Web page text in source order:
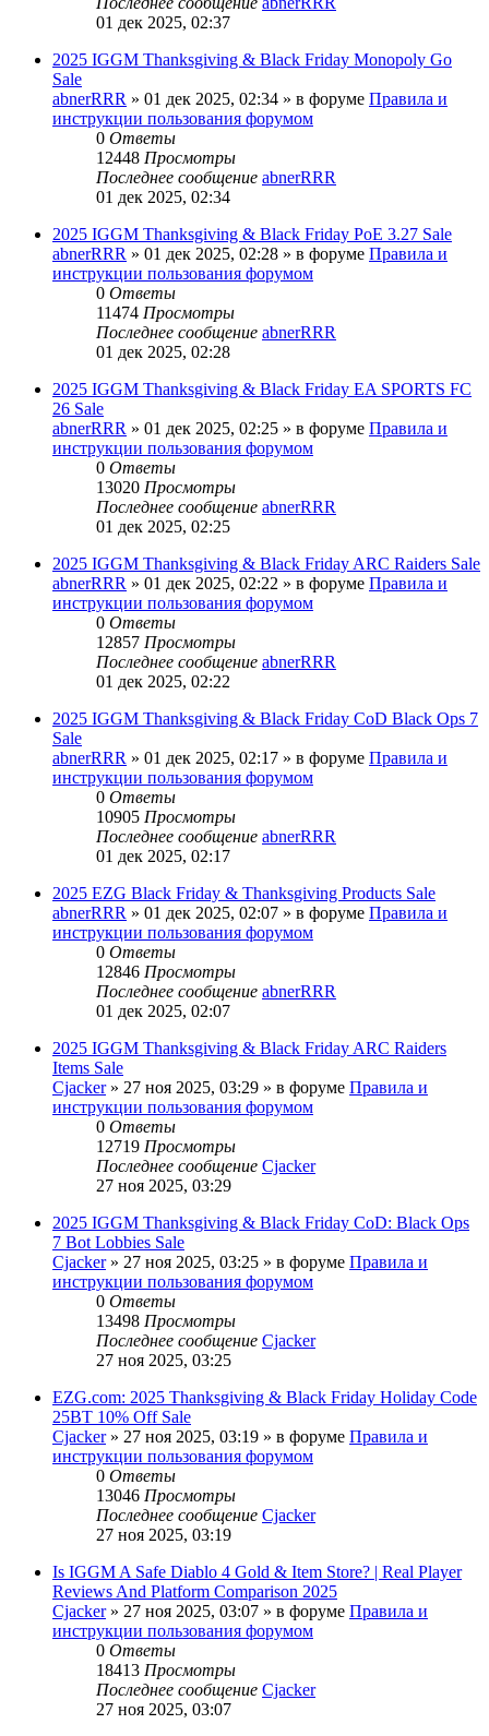
01 дек 2025, 02:37
2025 IGGM Thanksgiving & Black Friday Monopoly Go
Sale
abnerRRR » 01 дек 2025, 02:34 » в форуме Правила и
инструкции пользования форумом
0 Ответы
12448 Просмотры
Последнее сообщение abnerRRR
01 дек 2025, 02:34
2025 IGGM Thanksgiving & Black Friday PoE 3.27 Sale
abnerRRR » 01 дек 2025, 02:28 » в форуме Правила и
инструкции пользования форумом
0 Ответы
11474 Просмотры
Последнее сообщение abnerRRR
01 дек 2025, 02:28
2025 IGGM Thanksgiving & Black Friday EA SPORTS FC
26 Sale
abnerRRR » 01 дек 2025, 02:25 » в форуме Правила и
инструкции пользования форумом
0 Ответы
13020 Просмотры
Последнее сообщение abnerRRR
01 дек 2025, 02:25
2025 IGGM Thanksgiving & Black Friday ARC Raiders Sale
abnerRRR » 01 дек 2025, 02:22 » в форуме Правила и
инструкции пользования форумом
0 Ответы
12857 Просмотры
Последнее сообщение abnerRRR
01 дек 2025, 02:22
2025 IGGM Thanksgiving & Black Friday CoD Black Ops 7
Sale
abnerRRR » 01 дек 2025, 02:17 » в форуме Правила и
инструкции пользования форумом
0 Ответы
10905 Просмотры
Последнее сообщение abnerRRR
01 дек 2025, 02:17
2025 EZG Black Friday & Thanksgiving Products Sale
abnerRRR » 01 дек 2025, 02:07 » в форуме Правила и
инструкции пользования форумом
0 Ответы
12846 Просмотры
Последнее сообщение abnerRRR
01 дек 2025, 02:07
2025 IGGM Thanksgiving & Black Friday ARC Raiders
Items Sale
Cjacker» 27 ноя 2025, 03:29 » в форуме Правила и
инструкции пользования форумом
0 Ответы
12719 Просмотры
Последнее сообщение Cjacker
27 ноя 2025, 03:29
2025 IGGM Thanksgiving & Black Friday CoD: Black Ops
7 Bot Lobbies Sale
Cjacker» 27 ноя 2025, 03:25 » в форуме Правила и
инструкции пользования форумом
0 Ответы
13498 Просмотры
Последнее сообщение Cjacker
27 ноя 2025, 03:25
EZG.com: 2025 Thanksgiving & Black Friday Holiday Code
25BT 10% Off Sale
Cjacker» 27 ноя 2025, 03:19 » в форуме Правила и
инструкции пользования форумом
0 Ответы
13046 Просмотры
Последнее сообщение Cjacker
27 ноя 2025, 03:19
Is IGGM A Safe Diablo 4 Gold & Item Store? | Real Player
Reviews And Platform Comparison 2025
Cjacker» 27 ноя 2025, 03:07 » в форуме Правила и
инструкции пользования форумом
0 Ответы
18413 Просмотры
Последнее сообщение Cjacker
27 ноя 2025, 03:07